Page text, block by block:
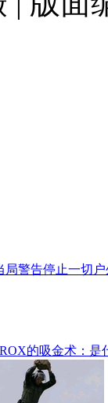
局警告停止一切
的吸金术：是